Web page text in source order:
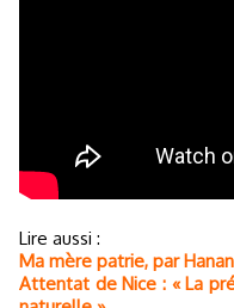
Lire aussi :
Ma mère patrie, par
Attentat de Nice : « La